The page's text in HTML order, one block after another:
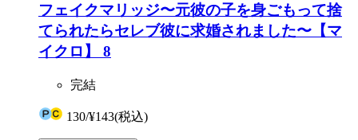
フェイクマリッジ〜元彼の子を身ごもって捨
てられたらセレブ彼に求婚されました〜【マ
イクロ】 8
完結
130/¥143(税込)